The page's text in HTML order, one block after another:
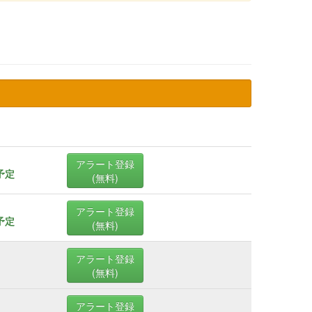
定
アラート登録
(無料)
定
アラート登録
(無料)
アラート登録
(無料)
アラート登録